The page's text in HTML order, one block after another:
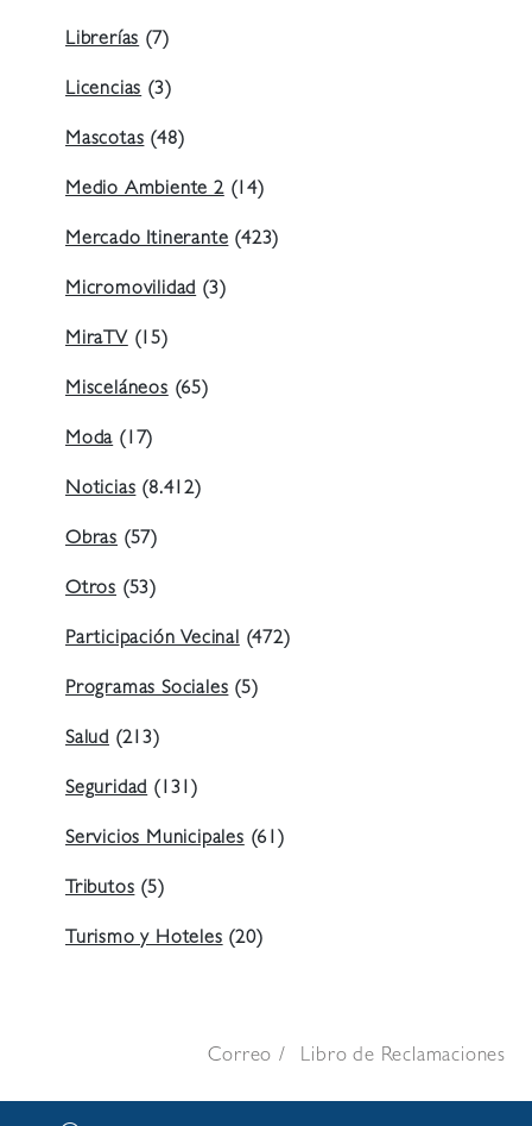
Librerías(7)
Licencias(3)
Mascotas(48)
Medio Ambiente 2(14)
Mercado Itinerante(423)
Micromovilidad(3)
MiraTV(15)
Misceláneos(65)
Moda(17)
Noticias(8.412)
Obras (57)
Otros (53)
Participación Vecinal(472)
Programas Sociales(5)
Salud (213)
Seguridad(131)
Servicios Municipales(61)
Tributos(5)
Turismo y Hoteles(20)
Correo Libro de Reclamaciones